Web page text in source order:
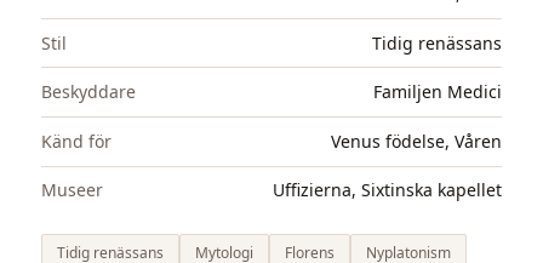
Stil Tidig renässans
Beskyddare Familjen Medici
Känd för Venus födelse, Våren
Museer Uffizierna, Sixtinska kapellet
Tidig renässans Mytologi Florens
Nyplatonism